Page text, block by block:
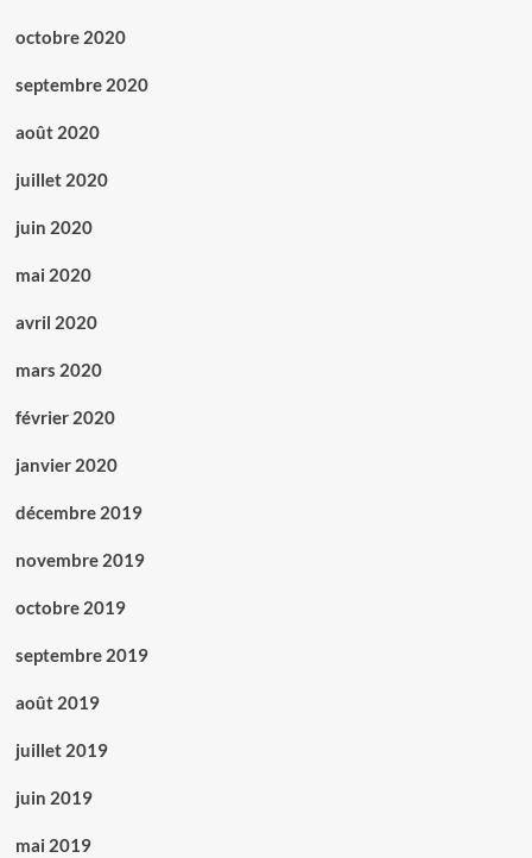
octobre 2020
septembre 2020
août 2020
juillet 2020
juin 2020
mai 2020
avril 2020
mars 2020
février 2020
janvier 2020
décembre 2019
novembre 2019
octobre 2019
septembre 2019
août 2019
juillet 2019
juin 2019
mai 2019